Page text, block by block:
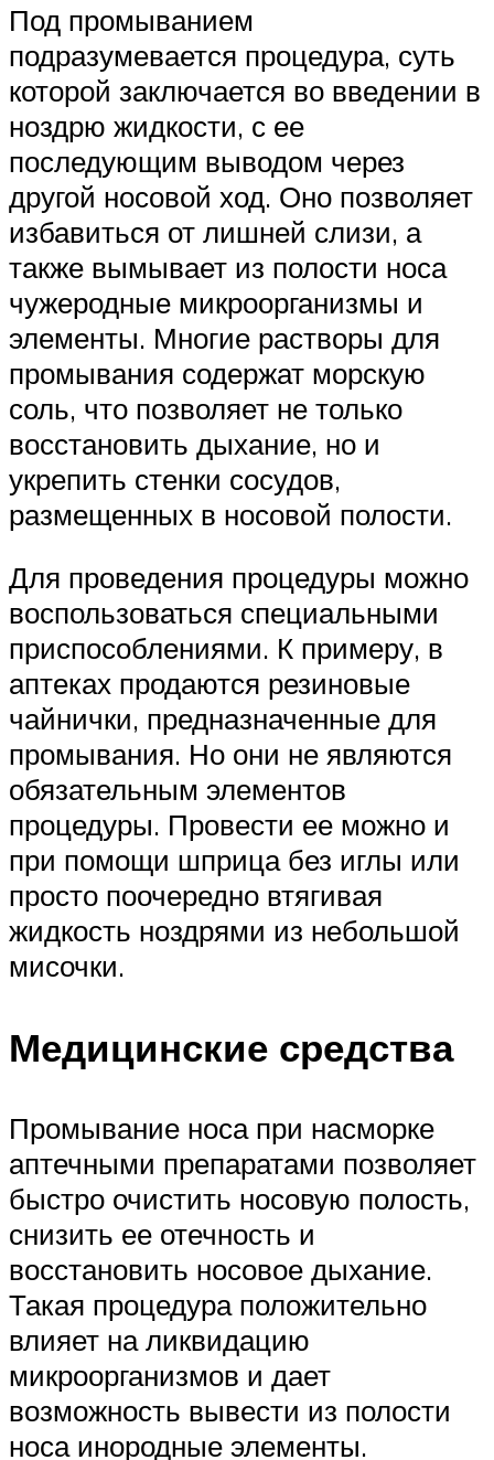
Под промыванием
подразумевается процедура, суть
которой заключается во введении в
ноздрю жидкости, с ее
последующим выводом через
другой носовой ход. Оно позволяет
избавиться от лишней слизи, а
также вымывает из полости носа
чужеродные микроорганизмы и
элементы. Многие растворы для
промывания содержат морскую
соль, что позволяет не только
восстановить дыхание, но и
укрепить стенки сосудов,
размещенных в носовой полости.
Для проведения процедуры можно
воспользоваться специальными
приспособлениями. К примеру, в
аптеках продаются резиновые
чайнички, предназначенные для
промывания. Но они не являются
обязательным элементов
процедуры. Провести ее можно и
при помощи шприца без иглы или
просто поочередно втягивая
жидкость ноздрями из небольшой
мисочки.
Медицинские средства
Промывание носа при насморке
аптечными препаратами позволяет
быстро очистить носовую полость,
снизить ее отечность и
восстановить носовое дыхание.
Такая процедура положительно
влияет на ликвидацию
микроорганизмов и дает
возможность вывести из полости
носа инородные элементы.